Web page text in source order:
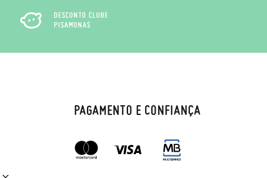
DESCONTO CLUBE
PISAMONAS
PAGAMENTO E CONFIANÇA